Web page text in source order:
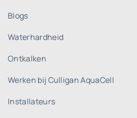
Blogs
Waterhardheid
Ontkalken
Werken bij Culligan AquaCell
Installateurs